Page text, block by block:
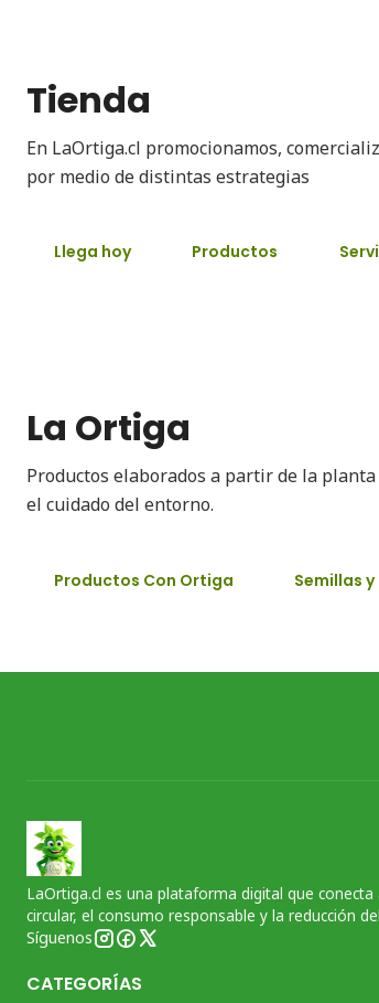
Tienda
En LaOrtiga.cl promocionamos,
por medio de distintas estrategias
Llega hoy Productos
La Ortiga
Productos elaborados a partir de la
el cuidado del entorno.
Productos Con Ortiga Semillas
LaOrtiga.cl es una plataforma digital que
circular, el consumo responsable y la reducción
Síguenos
CATEGORÍAS